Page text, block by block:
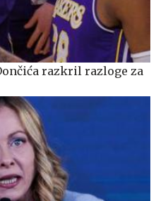
razkril razloge za